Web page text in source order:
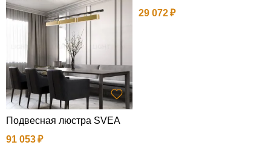
Подвесная люстра SVEA
91 053
29 072